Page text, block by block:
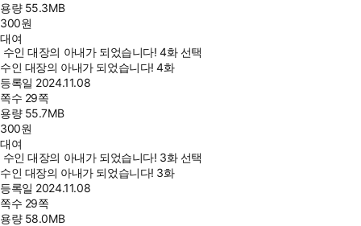
용량 55.3MB
300원
대여
수인 대장의 아내가 되었습니다! 4화 선택
수인 대장의 아내가 되었습니다! 4화
등록일 2024.11.08
쪽수 29쪽
용량 55.7MB
300원
대여
수인 대장의 아내가 되었습니다! 3화 선택
수인 대장의 아내가 되었습니다! 3화
등록일 2024.11.08
쪽수 29쪽
용량 58.0MB